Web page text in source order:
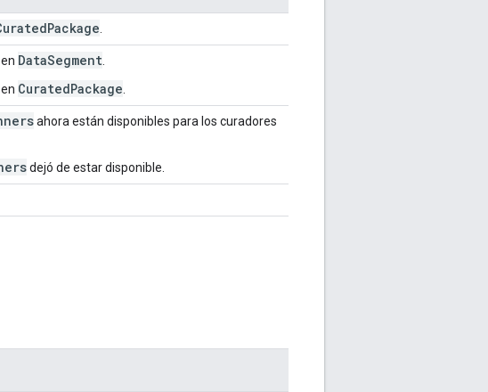
en DataSegment
en CuratedPackage
ahora están disponibles para los curadores
dejó de estar disponible.